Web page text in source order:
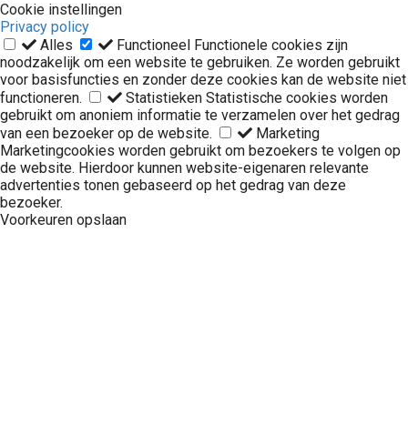
Cookie instellingen
Privacy policy
Alles
Functioneel Functionele cookies zijn
noodzakelijk om een website te gebruiken. Ze worden gebruikt
voor basisfuncties en zonder deze cookies kan de website niet
functioneren.
Statistieken Statistische cookies worden
gebruikt om anoniem informatie te verzamelen over het gedrag
van een bezoeker op de website.
Marketing
Marketingcookies worden gebruikt om bezoekers te volgen op
de website. Hierdoor kunnen website-eigenaren relevante
advertenties tonen gebaseerd op het gedrag van deze
bezoeker.
Voorkeuren opslaan